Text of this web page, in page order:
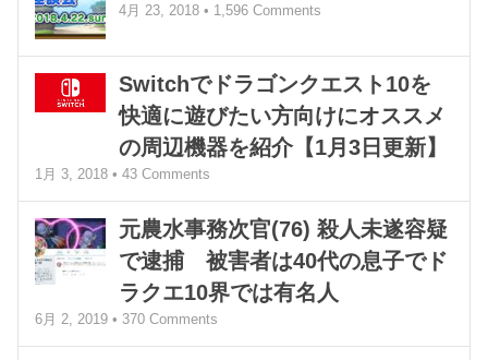
4月 23, 2018 • 1,596 Comments
Switchでドラゴンクエスト10を
快適に遊びたい方向けにオススメ
の周辺機器を紹介【1月3日更新】
1月 3, 2018 •43 Comments
元農水事務次官(76) 殺人未遂容疑
で逮捕 被害者は40代の息子でド
ラクエ10界では有名人
6月 2, 2019 • 370 Comments